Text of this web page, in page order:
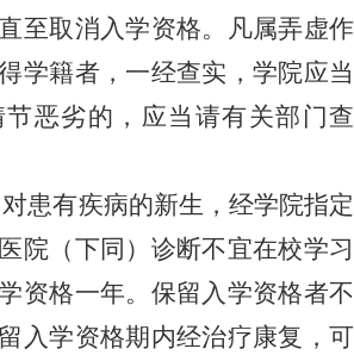
至取消入学资格。凡属弄虚作
学籍者，一经查实，学院应当
恶劣的，应当请有关部门查
对患有疾病的新生，经学院指定
院（下同）诊断不宜在校学习
资格一年。保留入学资格者不
入学资格期内经治疗康复，可